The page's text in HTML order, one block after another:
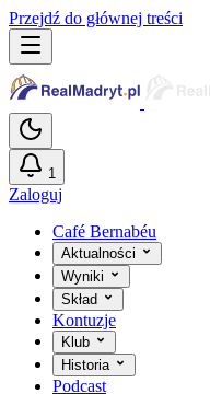
Przejdź do głównej treści
1
Zaloguj
Café Bernabéu
Aktualności
Wyniki
Skład
Kontuzje
Klub
Historia
Podcast